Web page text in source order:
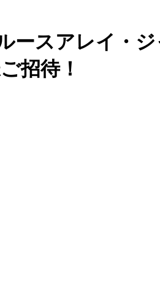
ースアレイ・
招待！